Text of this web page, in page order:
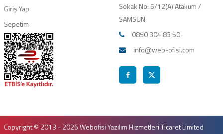
Giriş Yap
Sepetim
Sokak No: 5/12(A) Atakum /
SAMSUN
0850 304 83 50
info@web-ofisi.com
Copyright © 2013 - 2026 Webofisi Yazılım Hizmetleri Ticaret Limited